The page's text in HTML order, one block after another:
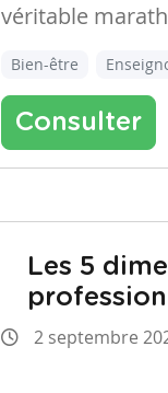
véritable
Bien-être
Consulter
Les 5
2 septembre